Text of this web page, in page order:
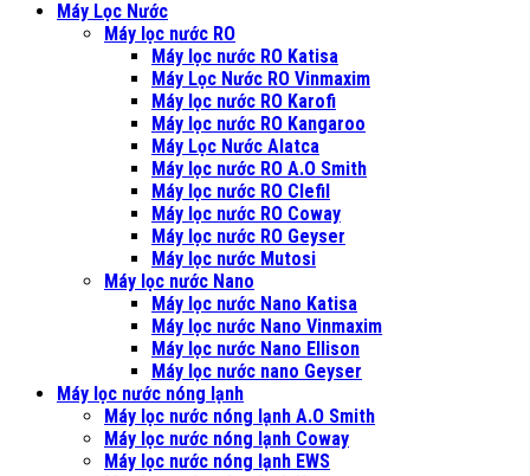
Máy Lọc Nước
Máy lọc nước RO
Máy lọc nước RO Katisa
Máy Lọc Nước RO Vinmaxim
Máy lọc nước RO Karofi
Máy lọc nước RO Kangaroo
Máy Lọc Nước Alatca
Máy lọc nước RO A.O Smith
Máy lọc nước RO Clefil
Máy lọc nước RO Coway
Máy lọc nước RO Geyser
Máy lọc nước Mutosi
Máy lọc nước Nano
Máy lọc nước Nano Katisa
Máy lọc nước Nano Vinmaxim
Máy lọc nước Nano Ellison
Máy lọc nước nano Geyser
Máy lọc nước nóng lạnh
Máy lọc nước nóng lạnh A.O Smith
Máy lọc nước nóng lạnh Coway
Máy lọc nước nóng lạnh EWS